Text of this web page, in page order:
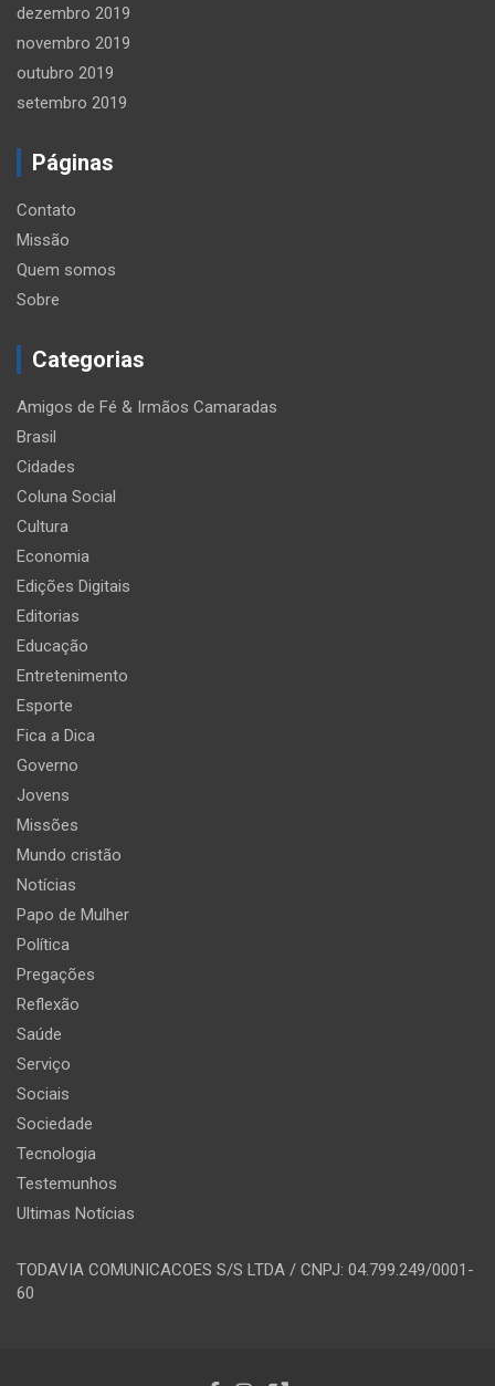
dezembro 2019
novembro 2019
outubro 2019
setembro 2019
Páginas
Contato
Missão
Quem somos
Sobre
Categorias
Amigos de Fé & Irmãos Camaradas
Brasil
Cidades
Coluna Social
Cultura
Economia
Edições Digitais
Editorias
Educação
Entretenimento
Esporte
Fica a Dica
Governo
Jovens
Missões
Mundo cristão
Notícias
Papo de Mulher
Política
Pregações
Reflexão
Saúde
Serviço
Sociais
Sociedade
Tecnologia
Testemunhos
Ultimas Notícias
TODAVIA COMUNICACOES S/S LTDA / CNPJ: 04.799.249/0001-
60